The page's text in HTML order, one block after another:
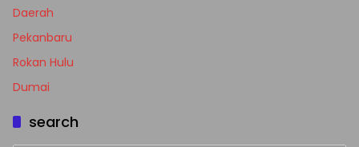
Daerah
Pekanbaru
Rokan Hulu
Dumai
search